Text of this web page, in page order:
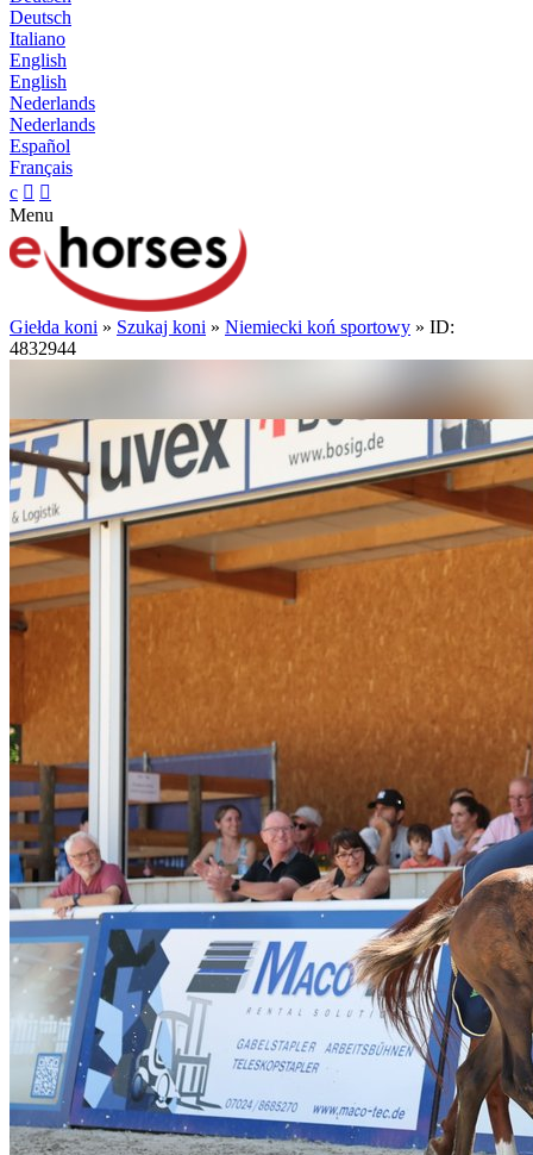
Deutsch
Italiano
English
English
Nederlands
Nederlands
Español
Français
c  
Menu
Giełda koni » Szukaj koni » Niemiecki koń sportowy » ID:
4832944